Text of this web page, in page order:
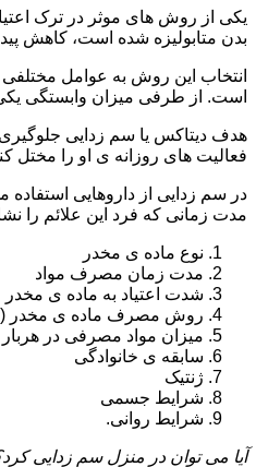
یکی از روش های موثر در ترک
بدن متابولیزه شده است، کاهش
انتخاب این روش به عوامل مختلفی
است. از طرفی میزان وابستگی
هدف دیتاکس یا سم زدایی
فعالیت های روزانه ی او را مختل
در سم زدایی از داروهایی
مدت زمانی که فرد این علائم را
نوع ماده ی مخدر
مدت زمان مصرف مواد
شدت اعتیاد به ماده ی مخدر
روش مصرف ماده ی مخدر
میزان مواد مصرفی در هربار
سابقه ی خانوادگی
ژنتیک
شرایط جسمی
شرایط روانی.
آیا می توان در منزل سم زدایی